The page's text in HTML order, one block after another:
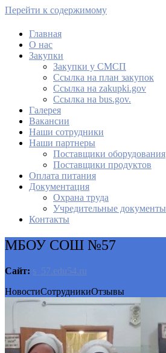
Перейти к содержимому
МАУ Комбинат питания
Главная
О нас
Закупки
Закупки у СМСП
Cсылка на план закупок
Cсылка на zakupki.gov
Ссылка на bus.gov.
Галерея
Вакансии
Наши сотрудники
Наши партнеры
Поставщики оборудования
Поставщики продуктов
Оплата питания
Документация
Охрана труда
Учредительные документы
Контакты
МБОУ СОШ №57
Сайт: s_57.edu54.ru
НовостиСотрудникиОтзывы